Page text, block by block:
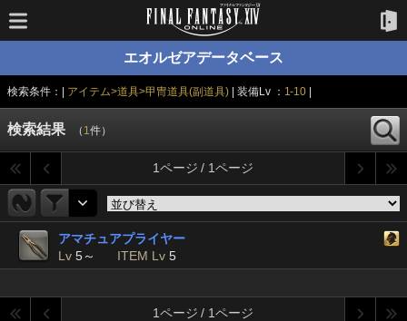
エオルゼアデータベース
検索条件：| アイテム>道具>甲冑道具(副道具) | 装備Lv ： 1-10
検索結果 （ 1件）
1ページ / 1ページ
アマチュアプライヤー
Lv 5～ ITEM Lv 5
1ページ / 1ページ